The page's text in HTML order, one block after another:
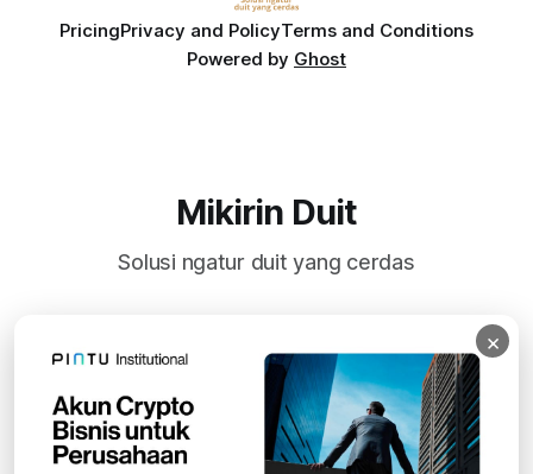
PricingPrivacy and PolicyTerms and Conditions
Powered by Ghost
Mikirin Duit
Solusi ngatur duit yang cerdas
Subscribe
×